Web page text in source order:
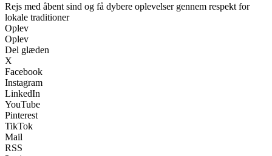
Rejs med åbent sind og få dybere oplevelser gennem respekt for
lokale traditioner
Oplev
Oplev
Del glæden
X
Facebook
Instagram
LinkedIn
YouTube
Pinterest
TikTok
Mail
RSS